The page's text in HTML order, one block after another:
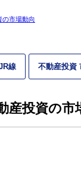
の市場動向
線 不動産投資
産投資の市